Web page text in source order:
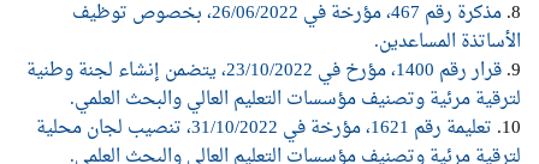
8.
مذكرة رقم 467، مؤرخة في 26/06/2022، بخصوص توظيف
الأساتذة المساعدين.
9.
قرار رقم 1400، مؤرخ في 23/10/2022، يتضمن إنشاء لجنة وطنية
لترقية مرئية وتصنيف مؤسسات التعليم العالي والبحث العلمي.
10.
تعليمة رقم 1621، مؤرخة في 31/10/2022، تنصيب لجان محلية